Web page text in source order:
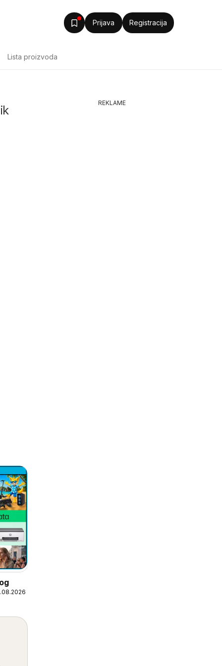
Prijava Registracija
Lista proizvoda
REKLAME